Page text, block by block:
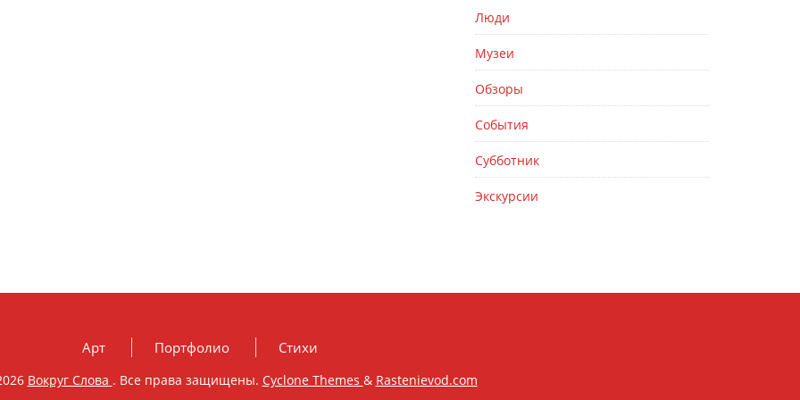
Люди
Музеи
Обзоры
События
Субботник
Экскурсии
Арт Портфолио Стихи
Вокруг Слова . Все права защищены. Cyclone Themes & Rastenievod.com